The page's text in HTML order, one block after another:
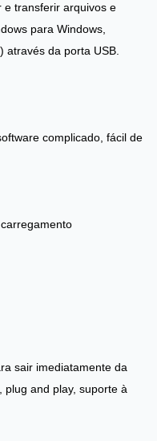
e transferir arquivos e
para Windows,
através da porta USB.
complicado, fácil de
sair imediatamente da
plug and play, suporte à